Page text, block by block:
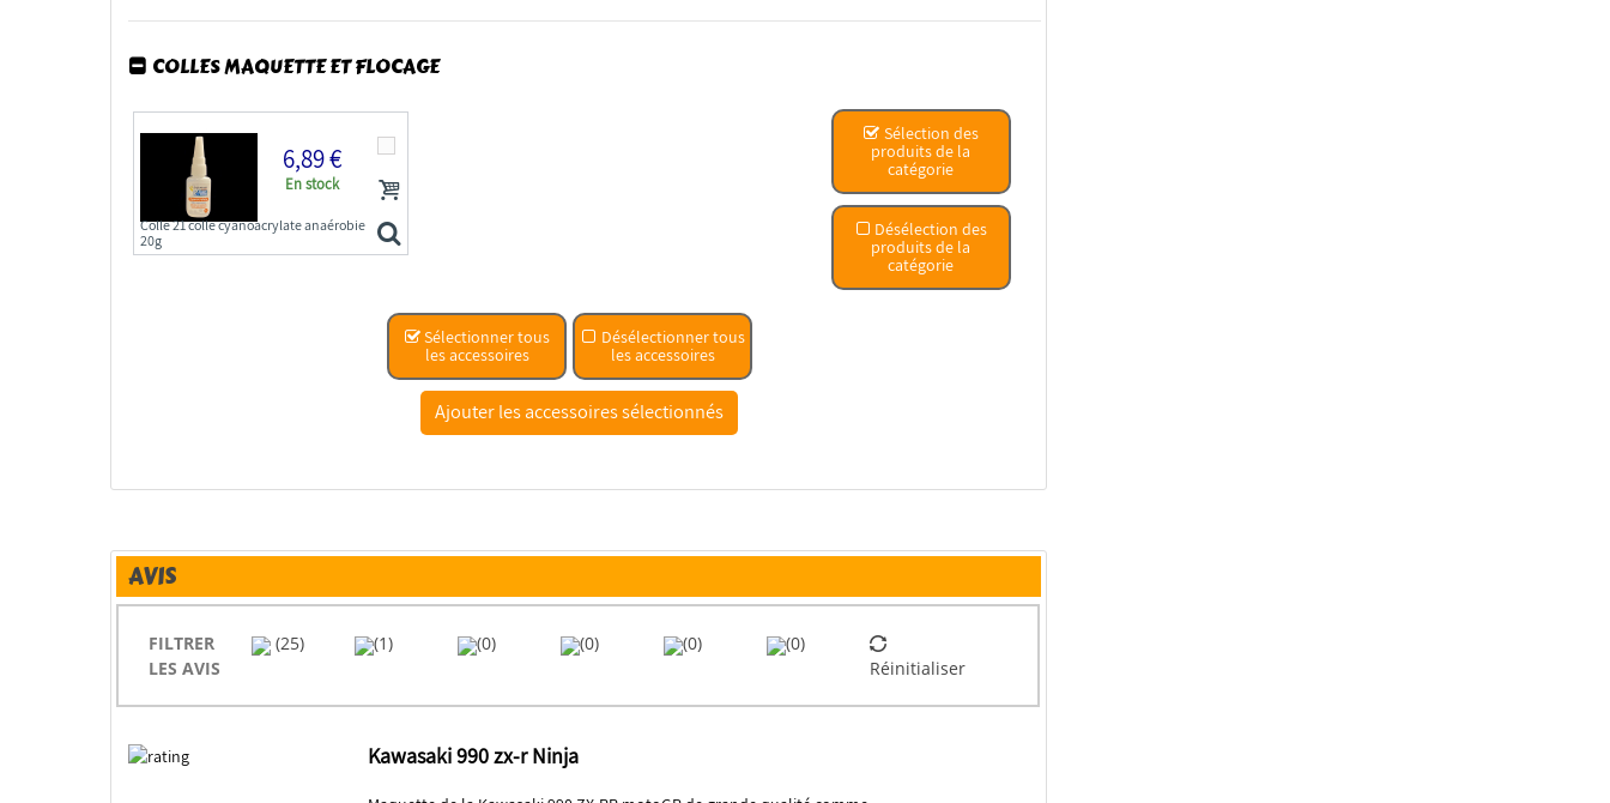
COLLES MAQUETTE ET FLOCAGE
Sélection des
produits de la
catégorie
Désélection des
produits de la
catégorie
6,89 €
En stock
Colle 21 colle cyanoacrylate anaérobie
20g
Sélectionner tous
les accessoires
Désélectionner tous
les accessoires
AVIS
FILTRER
LES AVIS
(25) (1) (0) (0) (0)
(0)
Réinitialiser
Kawasaki 990 zx-r Ninja